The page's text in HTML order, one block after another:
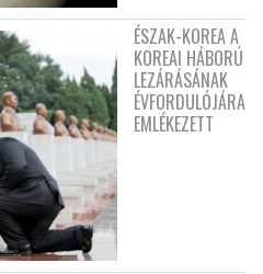
ÉSZAK-KOREA A
KOREAI HÁBORÚ
LEZÁRÁSÁNAK
ÉVFORDULÓJÁRA
EMLÉKEZETT